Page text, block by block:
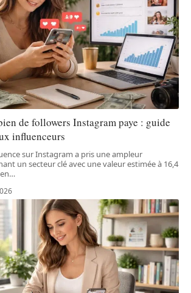
de followers Instagram paye : guide
influenceurs
sur Instagram a pris une ampleur
un secteur clé avec une valeur estimée à 16,4
…